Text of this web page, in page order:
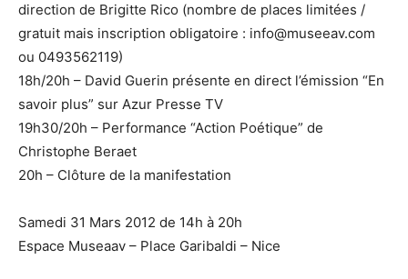
direction de Brigitte Rico (nombre de places limitées /
gratuit mais inscription obligatoire : info@museeav.com
ou 0493562119)
18h/20h – David Guerin présente en direct l’émission “En
savoir plus” sur Azur Presse TV
19h30/20h – Performance “Action Poétique” de
Christophe Beraet
20h – Clôture de la manifestation
Samedi 31 Mars 2012 de 14h à 20h
Espace Museaav – Place Garibaldi – Nice